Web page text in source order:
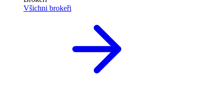
Všichni brokeři